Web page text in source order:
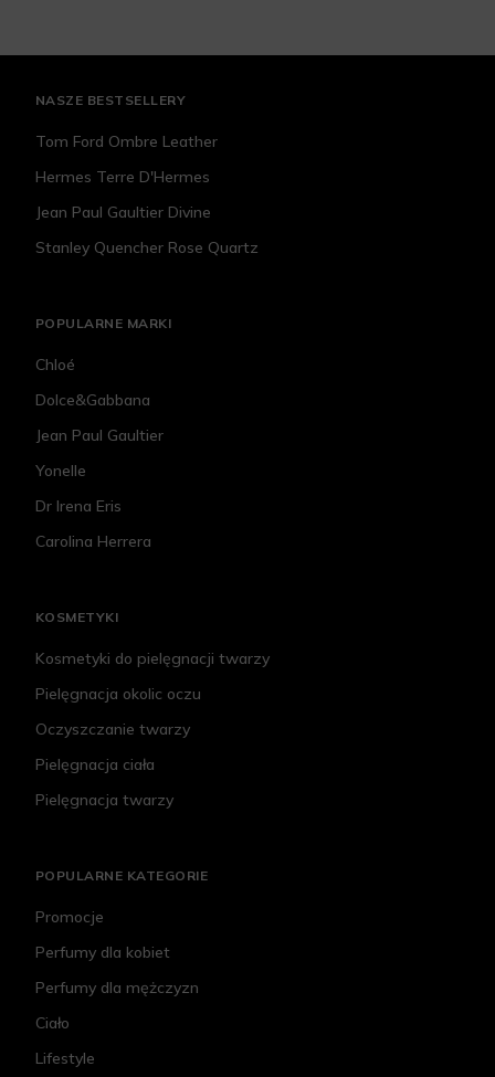
NASZE BESTSELLERY
Tom Ford Ombre Leather
Hermes Terre D'Hermes
Jean Paul Gaultier Divine
Stanley Quencher Rose Quartz
POPULARNE MARKI
Chloé
Dolce&Gabbana
Jean Paul Gaultier
Yonelle
Dr Irena Eris
Carolina Herrera
KOSMETYKI
Kosmetyki do pielęgnacji twarzy
Pielęgnacja okolic oczu
Oczyszczanie twarzy
Pielęgnacja ciała
Pielęgnacja twarzy
POPULARNE KATEGORIE
Promocje
Perfumy dla kobiet
Perfumy dla mężczyzn
Ciało
Lifestyle